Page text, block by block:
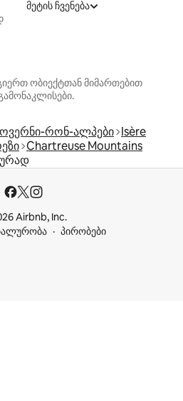
მეტის ჩვენება
ობიექტთან მიმართებით
ოვერნი-რონ-ალპები Isère
Chartreuse Mountains
Airbnb, Inc.
პირობები